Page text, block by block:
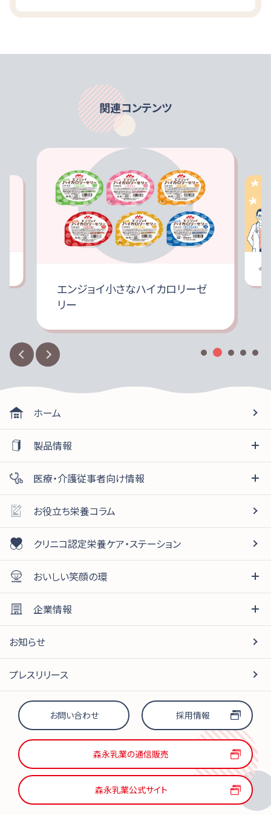
関連コンテンツ
エンジョイ小さなハイカロリーゼ
リー
今
ホーム
製品情報
医療・介護従事者向け情報
お役立ち栄養コラム
クリニコ認定栄養ケア・ステーション
おいしい笑顔の環
企業情報
お知らせ
プレスリリース
お問い合わせ 採用情報
森永乳業の通信販売
森永乳業公式サイト